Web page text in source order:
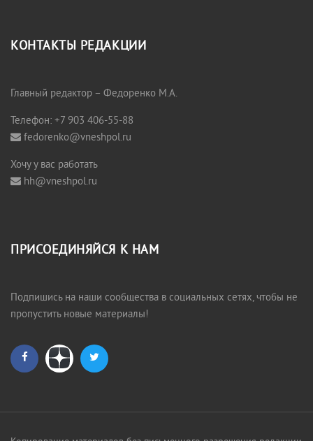
КОНТАКТЫ РЕДАКЦИИ
Главный редактор – Федоренко М.А.
Телефон: +7 903 406-55-88
fedorenko@vneshpol.ru
Хочу у вас работать
hh@vneshpol.ru
ПРИСОЕДИНЯЙСЯ К НАМ
Подпишись на наши сообщества в социальных сетях, чтобы не
пропустить новые материалы!